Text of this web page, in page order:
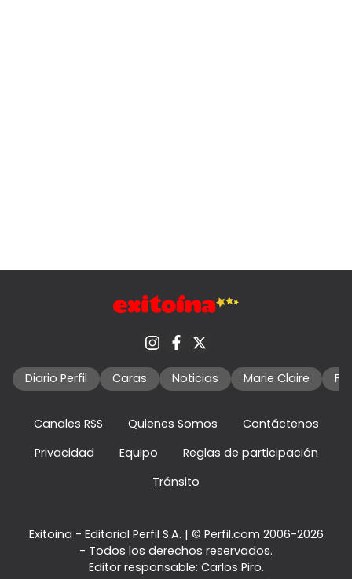
Diario Perfil Caras Noticias Marie Claire
Canales RSS Quienes Somos
Contáctenos
Privacidad
Equipo
Reglas de participación
Tránsito
Exitoina - Editorial Perfil S.A. | © Perfil.com 2006-2026
- Todos los derechos reservados.
Editor responsable: Carlos Piro.